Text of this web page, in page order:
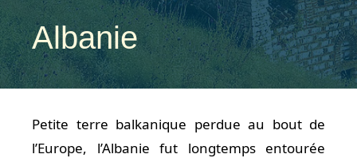
Albanie
Petite terre balkanique perdue au bout de
l’Europe, l’Albanie fut longtemps entourée